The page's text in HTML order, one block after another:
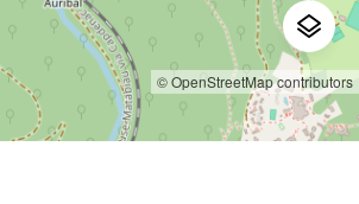
© OpenStreetMap contributors